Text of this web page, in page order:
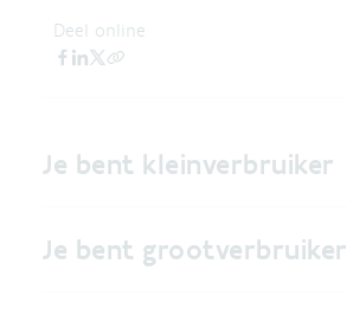
Deel online
Je bent kleinverbruiker
Je bent grootverbruiker